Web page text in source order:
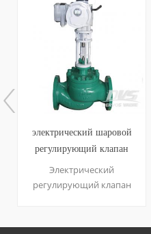
электрический шаровой
регулирующий клапан
wcb pn40 dn200 rf
Электрический
регулирующий клапан
предназначенной для